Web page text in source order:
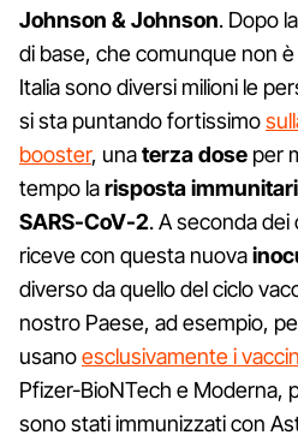
Johnson & Johnson. Dopo la
di base, che comunque non
Italia sono diversi milioni le
si sta puntando fortissimo
booster, unaterza dose per
tempo larisposta
SARS-CoV-2. A seconda dei
riceve con questa nuova
diverso da quello del ciclo
nostro Paese, ad esempio,
usanoesclusivamente i
Pfizer-BioNTech e Moderna,
sono stati immunizzati con